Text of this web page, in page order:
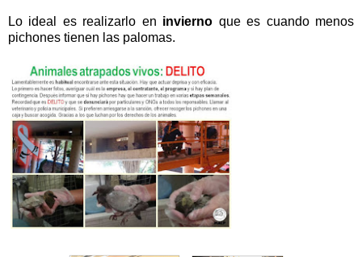
Lo ideal es realizarlo en invierno que es cuando menos
pichones tienen las palomas.